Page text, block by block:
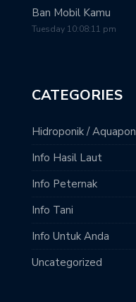
Ban Mobil Kamu
Tuesday 10:08:11 pm
CATEGORIES
Hidroponik /
Info Hasil Laut
Info Peternak
Info Tani
Info Untuk Anda
Uncategorized